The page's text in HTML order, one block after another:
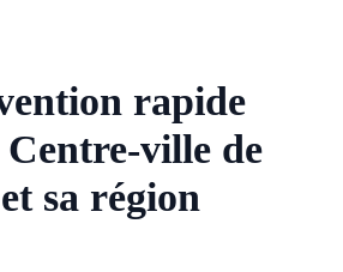
rapide
ville de
sa région